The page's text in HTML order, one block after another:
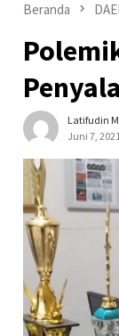
Beranda
Latifudin
Juni 7,